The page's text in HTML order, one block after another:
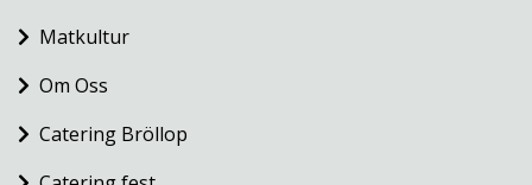
Matkultur
Om Oss
Catering Bröllop